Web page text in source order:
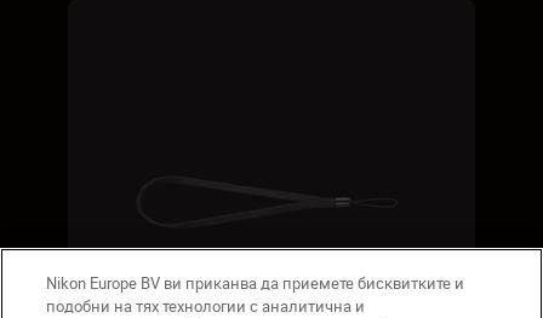
Nikon Europe BV ви приканва да приемете бисквитките и
подобни на тях технологии с аналитична и